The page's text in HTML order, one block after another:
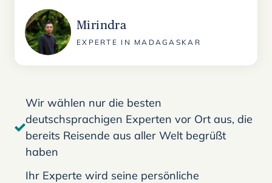
Mirindra
EXPERTE IN MADAGASKAR
Wir wählen nur die besten
deutschsprachigen Experten vor Ort aus, die
bereits Reisende aus aller Welt begrüßt
haben
Ihr Experte wird seine persönliche